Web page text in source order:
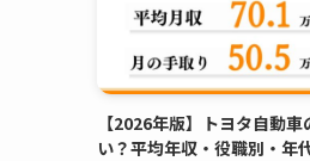
【2026年版】トヨタ自動
い？平均年収・役職別・年